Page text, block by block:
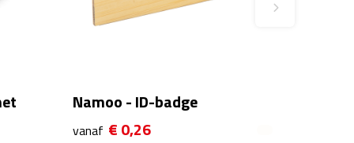
Namoo - ID-badge
vanaf € 0,26